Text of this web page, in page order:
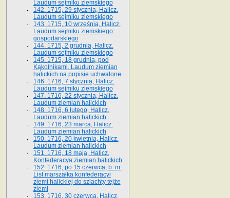
Laudum sejmiku ziemskiego
142. 1715, 29 stycznia, Halicz.
Laudum sejmiku ziemskiego
143. 1715, 10 września, Halicz.
Laudum sejmiku ziemskiego
gospodarskiego
144. 1715, 2 grudnia, Halicz.
Laudum sejmiku ziemskiego
145. 1715, 18 grudnia, pod
Kąkolnikami. Laudum ziemian
halickich na popisie uchwalone
146. 1716, 7 stycznia, Halicz.
Laudum sejmiku ziemskiego
147. 1716, 22 stycznia, Halicz.
Laudum ziemian halickich
148. 1716, 6 lutego, Halicz.
Laudum ziemian halickich
149. 1716, 23 marca, Halicz.
Laudum ziemian halickich
150. 1716, 20 kwietnia, Halicz.
Laudum ziemian halickich
151. 1716, 18 maja, Halicz.
Konfederacya ziemian halickich
152. 1716, po 15 czerwca, b. m.
List marszałka konfederacyi
ziemi halickiej do szlachty tejże
ziemi
153. 1716, 30 czerwca, Halicz.